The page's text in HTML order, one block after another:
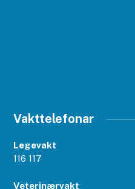
Vakttelefonar
Legevakt
116 117
Veterinærvakt